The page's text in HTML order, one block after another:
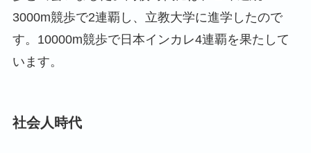
3000m競歩で2連覇し、立教大学に進学したので
す。10000m競歩で日本インカレ4連覇を果たして
います。
社会人時代